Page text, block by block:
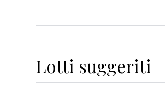
Lotti suggeriti